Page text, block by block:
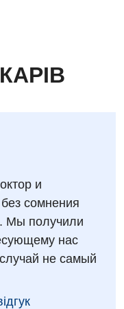
и
сомнения
Мы получили
нас
не самый